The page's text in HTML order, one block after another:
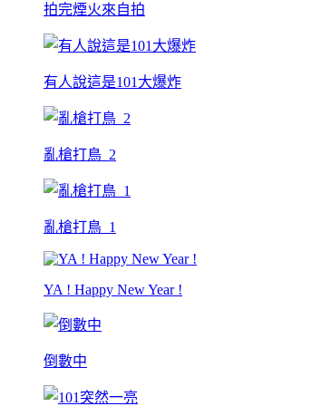
拍完煙火來自拍
有人說這是101大爆炸
亂槍打鳥_2
亂槍打鳥_1
YA ! Happy New Year !
倒數中